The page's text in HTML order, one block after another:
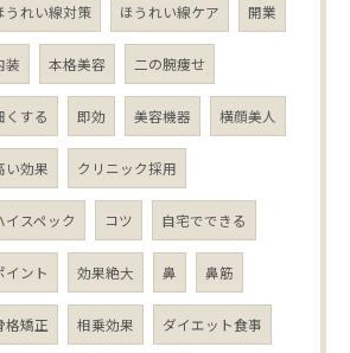
うれい線対策 ほうれい線ケア 開業
装 本格美容 二の腕痩せ
くする 即効 美容機器 横顔美人
い効果 クリニック採用
イスペック コツ 自宅でできる
イント 効果絶大 鼻 鼻筋
格矯正 相乗効果 ダイエット食事